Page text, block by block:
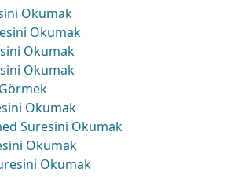
Okumak
Okumak
Okumak
Okumak
Okumak
Suresini Okumak
Okumak
Okumak